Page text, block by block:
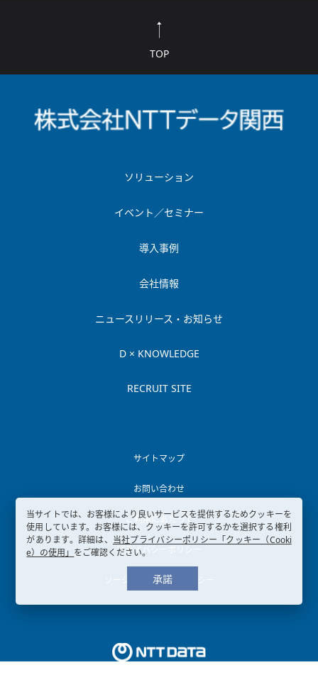
TOP
ソリューション
イベント／セミナー
導入事例
会社情報
ニュースリリース・お知らせ
D × KNOWLEDGE
RECRUIT SITE
サイトマップ
お問い合わせ
ご利用にあたって
プライバシーポリシー
ソーシャルメディアポリシー
当サイトでは、お客様により良いサービスを提供するためクッキーを
使用しています。お客様には、クッキーを許可するかを選択する権利
があります。詳細は、 当社プライバシーポリシー「クッキー（Cooki
e）の使用」 をご確認ください。
承諾